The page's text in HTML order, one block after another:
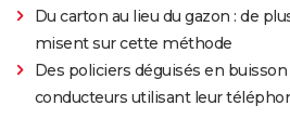
Du carton au lieu du gazon : de
misent sur cette méthode
Des policiers déguisés en
conducteurs utilisant leur